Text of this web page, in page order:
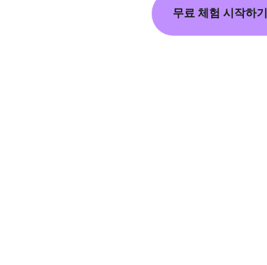
무료 체험 시작하기